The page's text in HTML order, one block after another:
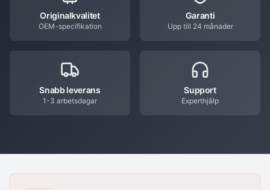
Originalkvalitet
OEM-specifikation
Garanti
Upp till 24 månader
Snabb leverans
1-3 arbetsdagar
Support
Experthjälp